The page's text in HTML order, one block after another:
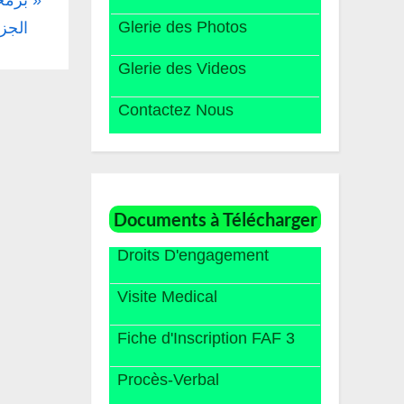
Glerie des Photos
Glerie des Videos
Contactez Nous
Documents à Télécharger
Droits D'engagement
Visite Medical
Fiche d'Inscription FAF 3
Procès-Verbal